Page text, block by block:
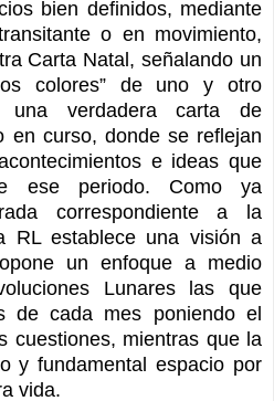
bien definidos, mediante
o en movimiento,
Carta Natal, señalando un
colores” de uno y otro
verdadera carta de
en curso, donde se reflejan
e ideas que
ese periodo. Como ya
correspondiente a la
RL establece una visión a
un enfoque a medio
Lunares las que
de cada mes poniendo el
cuestiones, mientras que la
y fundamental espacio por
vida.